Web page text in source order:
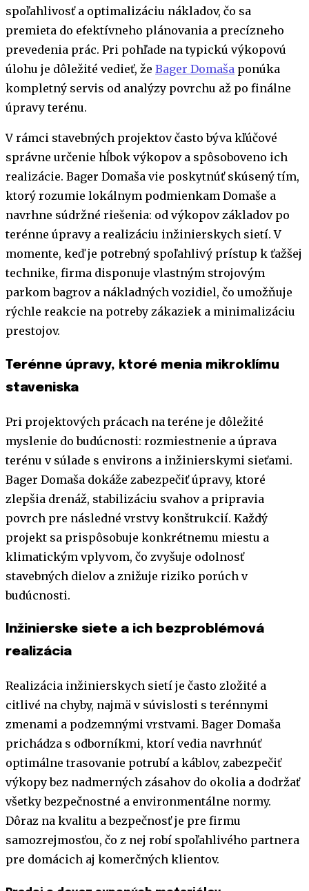
spoľahlivosť a optimalizáciu nákladov, čo sa
premieta do efektívneho plánovania a precízneho
prevedenia prác. Pri pohľade na typickú výkopovú
úlohu je dôležité vedieť, že Bager Domaša ponúka
kompletný servis od analýzy povrchu až po finálne
úpravy terénu.
V rámci stavebných projektov často býva kľúčové
správne určenie hĺbok výkopov a spôsoboveno ich
realizácie. Bager Domaša vie poskytnúť skúsený tím,
ktorý rozumie lokálnym podmienkam Domaše a
navrhne súdržné riešenia: od výkopov základov po
terénne úpravy a realizáciu inžinierskych sietí. V
momente, keď je potrebný spoľahlivý prístup k ťažšej
technike, firma disponuje vlastným strojovým
parkom bagrov a nákladných vozidiel, čo umožňuje
rýchle reakcie na potreby zákaziek a minimalizáciu
prestojov.
Terénne úpravy, ktoré menia mikroklímu
staveniska
Pri projektových prácach na teréne je dôležité
myslenie do budúcnosti: rozmiestnenie a úprava
terénu v súlade s environs a inžinierskymi sieťami.
Bager Domaša dokáže zabezpečiť úpravy, ktoré
zlepšia drenáž, stabilizáciu svahov a pripravia
povrch pre následné vrstvy konštrukcií. Každý
projekt sa prispôsobuje konkrétnemu miestu a
klimatickým vplyvom, čo zvyšuje odolnosť
stavebných dielov a znižuje riziko porúch v
budúcnosti.
Inžinierske siete a ich bezproblémová
realizácia
Realizácia inžinierskych sietí je často zložité a
citlivé na chyby, najmä v súvislosti s terénnymi
zmenami a podzemnými vrstvami. Bager Domaša
prichádza s odborníkmi, ktorí vedia navrhnúť
optimálne trasovanie potrubí a káblov, zabezpečiť
výkopy bez nadmerných zásahov do okolia a dodržať
všetky bezpečnostné a environmentálne normy.
Dôraz na kvalitu a bezpečnosť je pre firmu
samozrejmosťou, čo z nej robí spoľahlivého partnera
pre domácich aj komerčných klientov.